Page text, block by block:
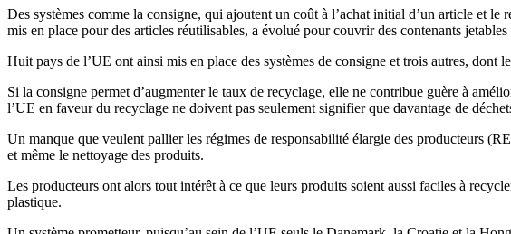
Des systèmes comme la consigne, qui ajoutent un coût à l’achat initial d’un article et
mis en place pour des articles réutilisables, a évolué pour couvrir des contenants
Huit pays de l’UE ont ainsi mis en place des systèmes de consigne et trois autres,
Si la consigne permet d’augmenter le taux de recyclage, elle ne contribue guère à
l’UE en faveur du recyclage ne doivent pas seulement signifier que davantage de
Un manque que veulent pallier les régimes de responsabilité élargie des producteurs
et même le nettoyage des produits.
Les producteurs ont alors tout intérêt à ce que leurs produits soient aussi faciles à
plastique.